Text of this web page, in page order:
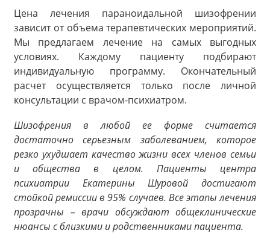
Цена лечения параноидальной шизофрении
зависит от объема терапевтических мероприятий.
Мы предлагаем лечение на самых выгодных
условиях. Каждому пациенту подбирают
индивидуальную программу. Окончательный
расчет осуществляется только после личной
консультации с врачом-психиатром.
Шизофрения в любой ее форме считается
достаточно серьезным заболеванием, которое
резко ухудшает качество жизни всех членов семьи
и общества в целом. Пациенты центра
психиатрии Екатерины Шуровой достигают
стойкой ремиссии в 95% случаев. Все этапы лечения
прозрачны – врачи обсуждают общеклинические
нюансы с близкими и родственниками пациента.